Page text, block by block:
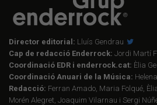
Director editorial: Lluís Gendrau
Cap de redacció Enderrock: Jordi Martí
Coordinació EDR i enderrock.cat: Èlia
Coordinació Anuari de la Música:
Redacció: Ferran Amado, Maria Folqué,
Morén Alegret, Joaquim Vilarnau i Sergi